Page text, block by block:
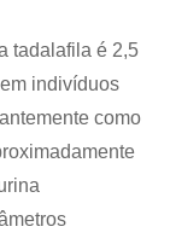
tadalafila é 2,5
indivíduos
como